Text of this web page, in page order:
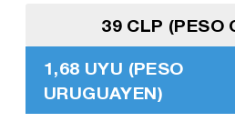
39 CLP (PESO
1,68 UYU (PESO
URUGUAYEN)